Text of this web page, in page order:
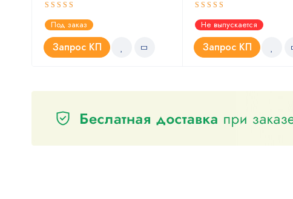
Оценка
5.00из 5
Под заказ
Запрос КП
Оценка
4.67из 5
Не выпускается
Запрос КП